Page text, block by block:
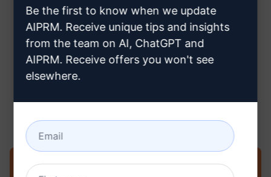
여기를 클릭하여 ChatGPT 계정을
만드는 방법을 알아보세요.
지금 ChatGPT에서 프롬프트를 사용해 보세요.
Be the first to know when we update
AIPRM. Receive unique tips and insights
from the team on AI, ChatGPT and
AIPRM. Receive offers you won't see
elsewhere.